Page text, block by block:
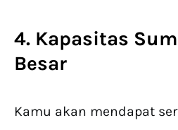
4. Kapasitas
Besar
Kamu akan mendapat